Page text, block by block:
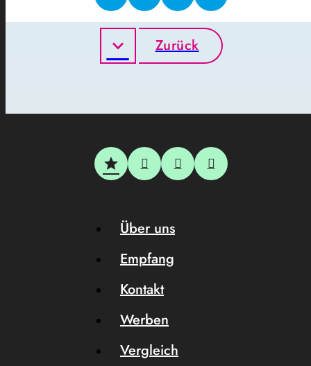
Zurück
Über uns
Empfang
Kontakt
Werben
Vergleich